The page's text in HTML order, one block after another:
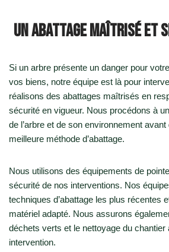
Un abattage maîtrisé et
Si un arbre présente un danger pour
vos biens, notre équipe est là pour
réalisons des abattages maîtrisés en
sécurité en vigueur. Nous procédons à
de l’arbre et de son environnement
meilleure méthode d’abattage.
Nous utilisons des équipements de
sécurité de nos interventions. Nos
techniques d’abattage les plus récentes
matériel adapté. Nous assurons
déchets verts et le nettoyage du chantier
intervention.